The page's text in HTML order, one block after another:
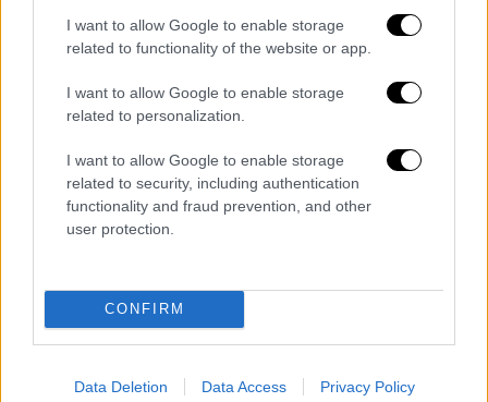
I want to allow Google to enable storage
related to functionality of the website or app.
I want to allow Google to enable storage
related to personalization.
I want to allow Google to enable storage
related to security, including authentication
functionality and fraud prevention, and other
user protection.
CONFIRM
Data Deletion Data Access Privacy Policy
View this post on Instagram